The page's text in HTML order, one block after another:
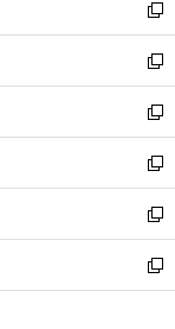
く
で
開
く
ド
ウ
で
開
く
新
し
い
ウ
ィ
ン
ド
ウ
で
開
く
新
し
い
ウ
ィ
ン
ド
ウ
で
開
新
し
い
ウ
ィ
ン
ド
ウ
新
し
い
ウ
ィ
ン
新
し
い
ウ
新
し